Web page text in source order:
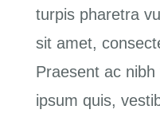
turpis pharetra
sit amet,
Praesent ac
ipsum quis,